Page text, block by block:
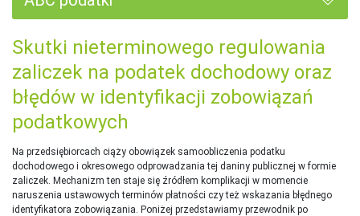
Skutki nieterminowego regulowania
zaliczek na podatek dochodowy oraz
błędów w identyfikacji zobowiązań
podatkowych
Na przedsiębiorcach ciąży obowiązek samoobliczenia podatku
dochodowego i okresowego odprowadzania tej daniny publicznej w formie
zaliczek. Mechanizm ten staje się źródłem komplikacji w momencie
naruszenia ustawowych terminów płatności czy też wskazania błędnego
identyfikatora zobowiązania. Poniżej przedstawiamy przewodnik po